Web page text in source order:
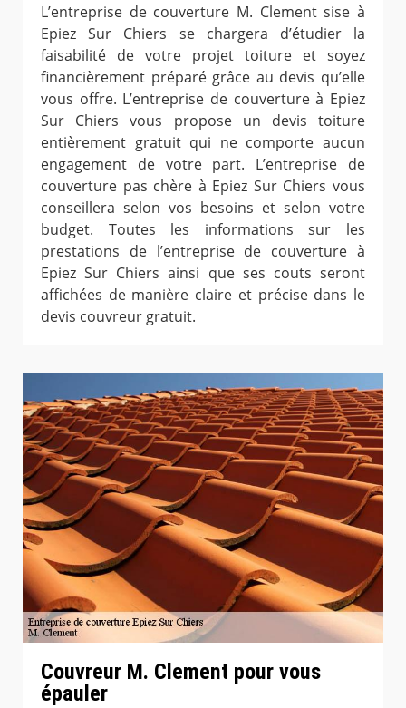
L’entreprise de couverture M. Clement sise à
Epiez Sur Chiers se chargera d’étudier la
faisabilité de votre projet toiture et soyez
financièrement préparé grâce au devis qu’elle
vous offre. L’entreprise de couverture à Epiez
Sur Chiers vous propose un devis toiture
entièrement gratuit qui ne comporte aucun
engagement de votre part. L’entreprise de
couverture pas chère à Epiez Sur Chiers vous
conseillera selon vos besoins et selon votre
budget. Toutes les informations sur les
prestations de l’entreprise de couverture à
Epiez Sur Chiers ainsi que ses couts seront
affichées de manière claire et précise dans le
devis couvreur gratuit.
Couvreur M. Clement pour vous
épauler